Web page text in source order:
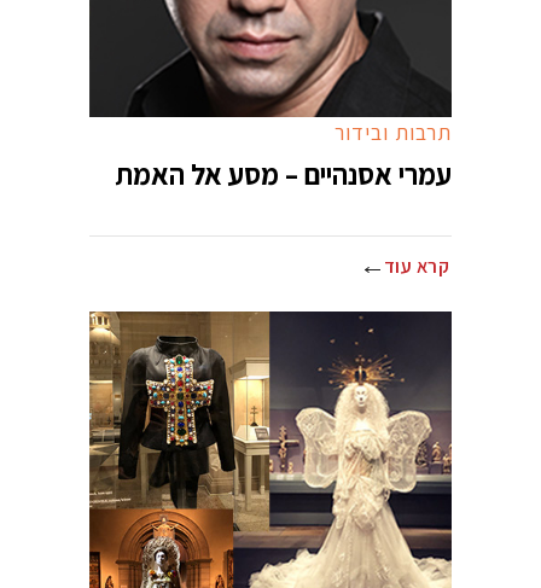
תרבות ובידור
עמרי אסנהיים – מסע אל האמת
קרא עוד